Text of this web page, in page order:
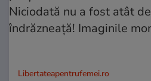
Libertateapentrufemei.ro